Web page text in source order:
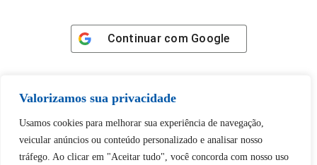
Valorizamos sua privacidade
Usamos cookies para melhorar sua experiência de navegação,
veicular anúncios ou conteúdo personalizado e analisar nosso
tráfego. Ao clicar em "Aceitar tudo", você concorda com nosso uso
Continuar com Google
Tem certeza de que deseja
desbloquear esta publicação?